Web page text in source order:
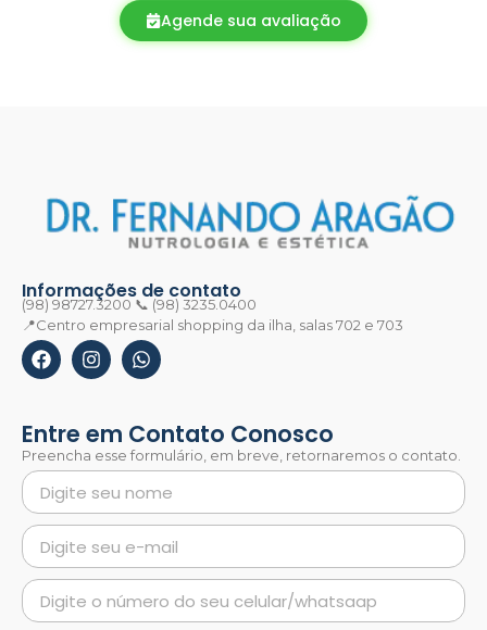
Agende sua avaliação
Informações de contato
(98) 98727.3200 📞 (98) 3235.0400
📍Centro empresarial shopping da ilha, salas 702 e 703
Entre em Contato Conosco
Preencha esse formulário, em breve, retornaremos o contato.